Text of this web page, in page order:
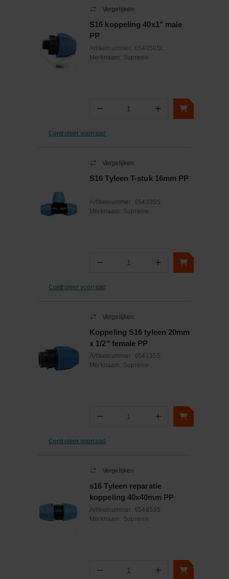
Vergelijken
S16 koppeling 40x1" male
PP
Artikelnummer: 654050SL
Merknaam: Supreme
− Aantal +
Controleer voorraad
Vergelijken
S16 Tyleen T-stuk 16mm PP
Artikelnummer: 654335S
Merknaam: Supreme
− Aantal +
Controleer voorraad
Vergelijken
Koppeling S16 tyleen 20mm
x 1/2" female PP
Artikelnummer: 654135S
Merknaam: Supreme
− Aantal +
Controleer voorraad
Vergelijken
s16 Tyleen reparatie
koppeling 40x40mm PP
Artikelnummer: 654853S
Merknaam: Supreme
− Aantal +